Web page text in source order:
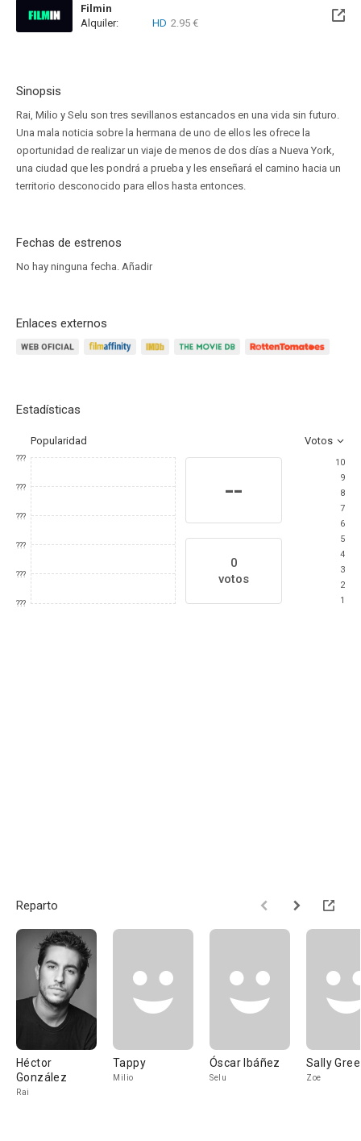
Filmin
Disponible hasta el Vie, 27 Nov 2026 (Quedan 3 meses)
Alquiler: HD 2.95 €
Sinopsis
Rai, Milio y Selu son tres sevillanos estancados en una vida sin futuro.
Una mala noticia sobre la hermana de uno de ellos les ofrece la
oportunidad de realizar un viaje de menos de dos días a Nueva York,
una ciudad que les pondrá a prueba y les enseñará el camino hacia un
territorio desconocido para ellos hasta entonces.
Fechas de estrenos
No hay ninguna fecha. Añadir
Enlaces externos
Estadísticas
Popularidad Votos
???
???
???
???
???
???
--
0
votos
10
9
8
7
6
5
4
3
2
1
Reparto
Héctor
González
Rai
Tappy
Milio
Óscar Ibáñez
Selu
Sally
Zoe